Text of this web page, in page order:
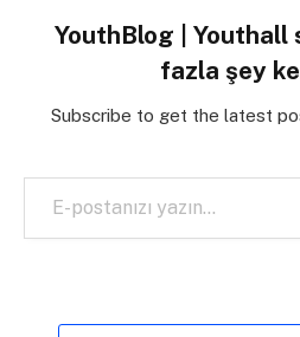
YouthBlog | Youthall
fazla şey
Subscribe to get the latest
E-postanızı yazın…